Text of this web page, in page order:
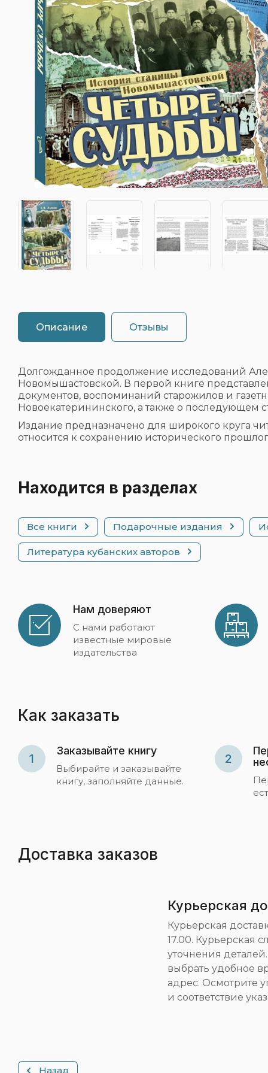
Описание Отзывы
Долгожданное продолжение исследований
Новомышастовской. В первой книге
документов, воспоминаний старожилов и
Новоекатерининского, а также о последующем
Издание предназначено для широкого круга
относится к сохранению исторического
Находится в разделах
Все книги Подарочные издания
Литература кубанских авторов
Нам доверяют
С нами работают
известные мировые
издательства
Как заказать
1
Заказывайте книгу
Выбирайте и заказывайте
книгу, заполняйте данные.
2
Доставка заказов
Курьерская
Курьерская
17.00. Курьерская
уточнения
выбрать удобное
адрес. Осмотрите
и соответствие
Назад